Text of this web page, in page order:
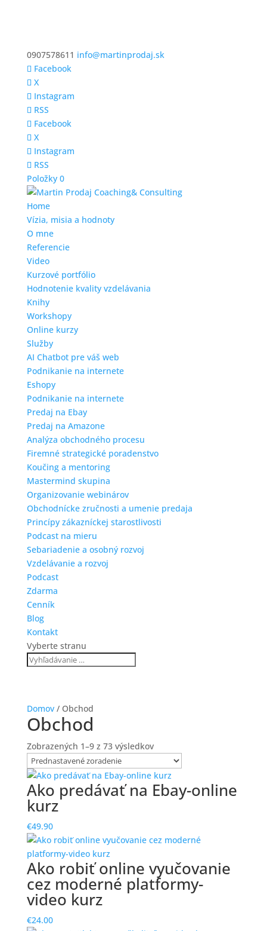
0907578611 info@martinprodaj.sk
Facebook
X
Instagram
RSS
Facebook
X
Instagram
RSS
Položky 0
Home
Vízia, misia a hodnoty
O mne
Referencie
Video
Kurzové portfólio
Hodnotenie kvality vzdelávania
Knihy
Workshopy
Online kurzy
Služby
AI Chatbot pre váš web
Podnikanie na internete
Eshopy
Podnikanie na internete
Predaj na Ebay
Predaj na Amazone
Analýza obchodného procesu
Firemné strategické poradenstvo
Koučing a mentoring
Mastermind skupina
Organizovanie webinárov
Obchodnícke zručnosti a umenie predaja
Princípy zákazníckej starostlivosti
Podcast na mieru
Sebariadenie a osobný rozvoj
Vzdelávanie a rozvoj
Podcast
Zdarma
Cenník
Blog
Kontakt
Vyberte stranu
Domov/ Obchod
Obchod
Zobrazených 1–9 z 73 výsledkov
Ako predávať na Ebay-online
kurz
€49.90
Ako robiť online vyučovanie
cez moderné platformy-
video kurz
€24.00